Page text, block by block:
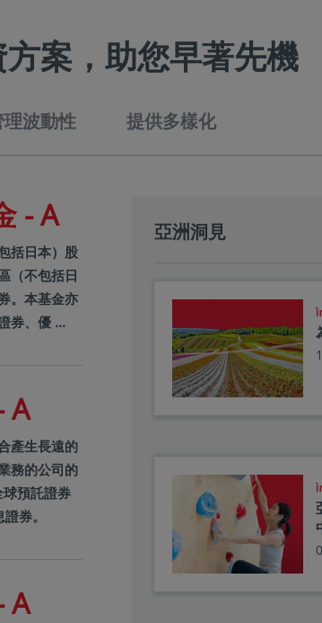
案，助您早著先機
理波動性 提供多樣化
- A
括日本）股
（不包括日
。本基金亦
券、優 ...
A
產生長遠的
務的公司的
預託證券
券。
A
亞洲洞見